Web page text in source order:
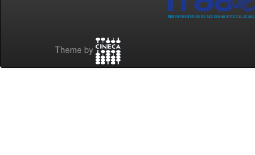
Theme by